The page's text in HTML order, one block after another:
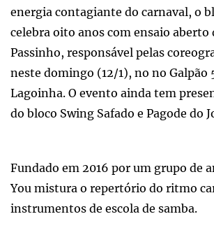
energia contagiante do carnaval, o
celebra oito anos com ensaio aberto
Passinho, responsável pelas
neste domingo (12/1), no no Galpão
Lagoinha. O evento ainda tem
do bloco Swing Safado e Pagode do
Fundado em 2016 por um grupo de
You mistura o repertório do ritmo
instrumentos de escola de samba.